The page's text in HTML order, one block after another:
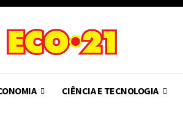
CIÊNCIA E TECNOLOGIA